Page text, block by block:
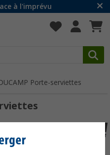
à l'imprévu
Porte-serviettes